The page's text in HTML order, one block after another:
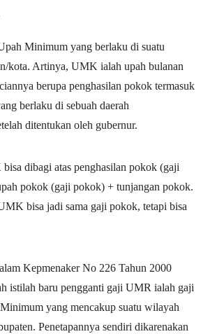
Minimum yang berlaku di suatu
kota. Artinya, UMK ialah upah bulanan
berupa penghasilan pokok termasuk
berlaku di sebuah daerah
ditentukan oleh gubernur.
dibagi atas penghasilan pokok (gaji
pokok (gaji pokok) + tunjangan pokok.
bisa jadi sama gaji pokok, tetapi bisa
Kepmenaker No 226 Tahun 2000
istilah baru pengganti gaji UMR ialah gaji
yang mencakup suatu wilayah
Penetapannya sendiri dikarenakan